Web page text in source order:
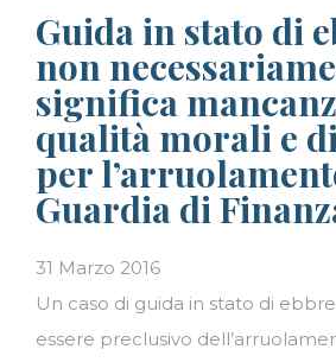
Guida in stato di
non
significa
qualità morali e
per
Guardia di
31 Marzo 2016
Un caso di guida in stato di
essere preclusivo